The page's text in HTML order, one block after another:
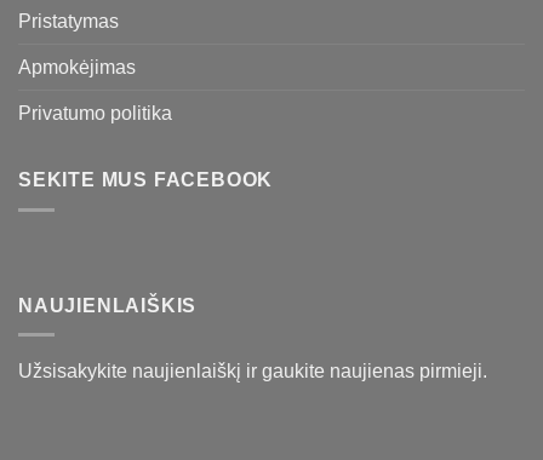
Pristatymas
Apmokėjimas
Privatumo politika
SEKITE MUS FACEBOOK
NAUJIENLAIŠKIS
Užsisakykite naujienlaiškį ir gaukite naujienas pirmieji.